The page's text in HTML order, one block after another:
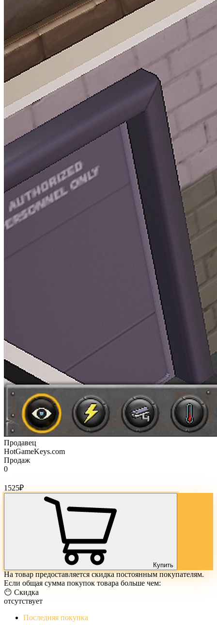
Продавец
HotGameKeys.com
Продаж
0
1525₽
Купить
На товар предоставляется скидка постоянным покупателям.
Если общая сумма покупок товара больше чем:
😶 Скидка
отсутствует
Последняя покупка